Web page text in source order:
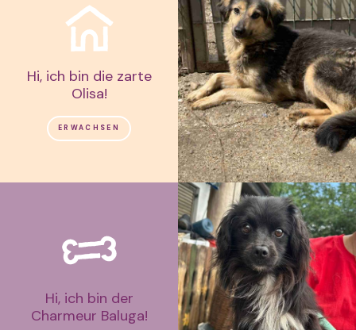
Hi, ich bin die zarte
Olisa!
ERWACHSEN
Hi, ich bin der
Charmeur Baluga!